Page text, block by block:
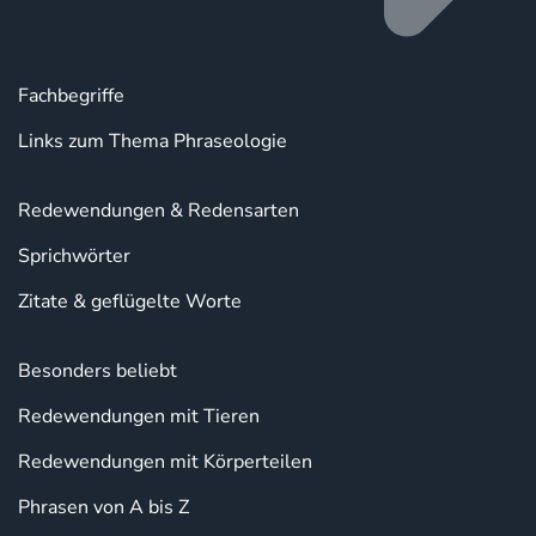
Fachbegriffe
Links zum Thema Phraseologie
Redewendungen & Redensarten
Sprichwörter
Zitate & geflügelte Worte
Besonders beliebt
Redewendungen mit Tieren
Redewendungen mit Körperteilen
Phrasen von A bis Z